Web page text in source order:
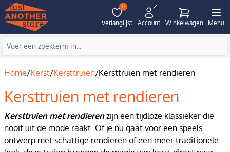
0
Verlanglijst Account Winkelwagen Menu
Home/Kerst/Kersttruien/Kersttruien met rendieren
Kersttruien met rendieren
Kersttruien met rendierenzijn een tijdloze klassieker die
nooit uit de mode raakt. Of je nu gaat voor een speels
ontwerp met schattige rendieren of een meer traditionele